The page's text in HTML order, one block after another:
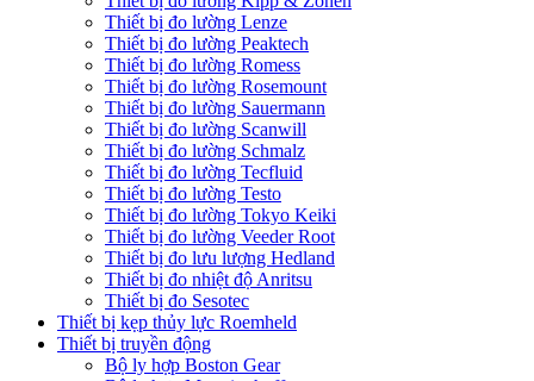
Thiết bị đo lường Lenze
Thiết bị đo lường Peaktech
Thiết bị đo lường Romess
Thiết bị đo lường Rosemount
Thiết bị đo lường Sauermann
Thiết bị đo lường Scanwill
Thiết bị đo lường Schmalz
Thiết bị đo lường Tecfluid
Thiết bị đo lường Testo
Thiết bị đo lường Tokyo Keiki
Thiết bị đo lường Veeder Root
Thiết bị đo lưu lượng Hedland
Thiết bị đo nhiệt độ Anritsu
Thiết bị đo Sesotec
Thiết bị kẹp thủy lực Roemheld
Thiết bị truyền động
Bộ ly hợp Boston Gear